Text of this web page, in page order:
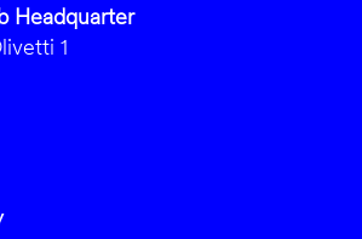
Headquarter
1